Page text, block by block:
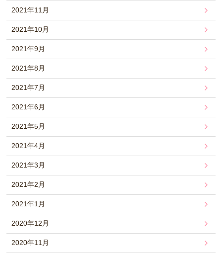
2021年11月
2021年10月
2021年9月
2021年8月
2021年7月
2021年6月
2021年5月
2021年4月
2021年3月
2021年2月
2021年1月
2020年12月
2020年11月